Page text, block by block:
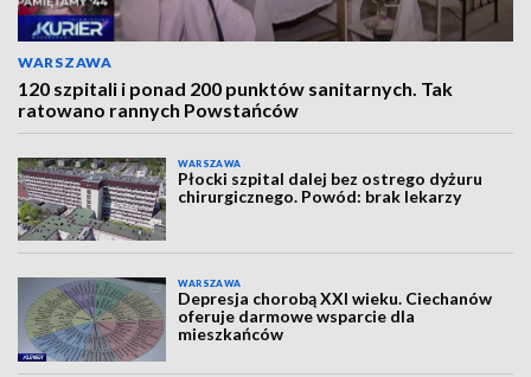
WARSZAWA
120 szpitali i ponad 200 punktów sanitarnych. Tak
ratowano rannych Powstańców
WARSZAWA
Płocki szpital dalej bez ostrego dyżuru
chirurgicznego. Powód: brak lekarzy
WARSZAWA
Depresja chorobą XXI wieku. Ciechanów
oferuje darmowe wsparcie dla
mieszkańców